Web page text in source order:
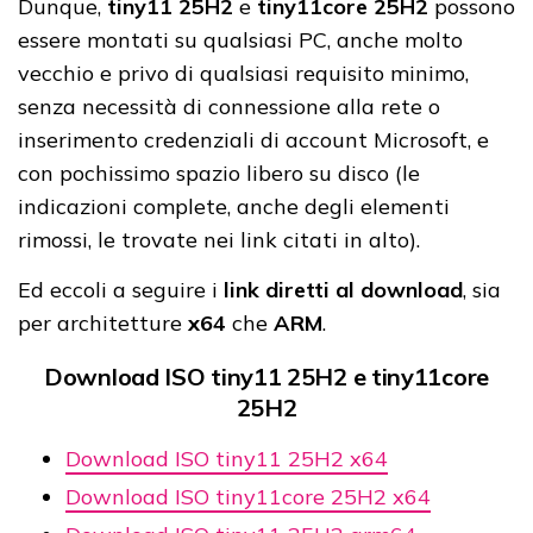
Dunque, tiny11 25H2 e tiny11core 25H2 possono
essere montati su qualsiasi PC, anche molto
vecchio e privo di qualsiasi requisito minimo,
senza necessità di connessione alla rete o
inserimento credenziali di account Microsoft, e
con pochissimo spazio libero su disco (le
indicazioni complete, anche degli elementi
rimossi, le trovate nei link citati in alto).
Ed eccoli a seguire i link diretti al download, sia
per architetture x64 che ARM.
Download ISO tiny11 25H2 e tiny11core
25H2
Download ISO tiny11 25H2 x64
Download ISO tiny11core 25H2 x64